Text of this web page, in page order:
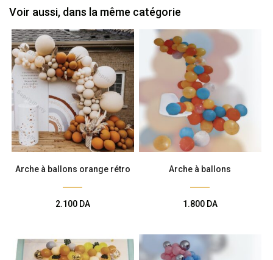
Déguisements
Emballage
sucre
d’orge
Voir aussi, dans la même catégorie
Arche à ballons orange rétro
2.100 DA
Arche à ballons
1.800 DA